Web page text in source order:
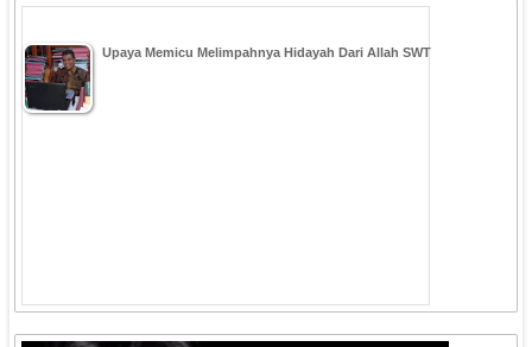
Upaya Memicu Melimpahnya Hidayah Dari Allah SWT